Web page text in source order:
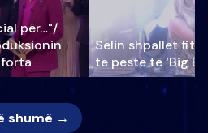
për…"/
forta
Selin shpallet
të pestë të ‘Big
shumë →